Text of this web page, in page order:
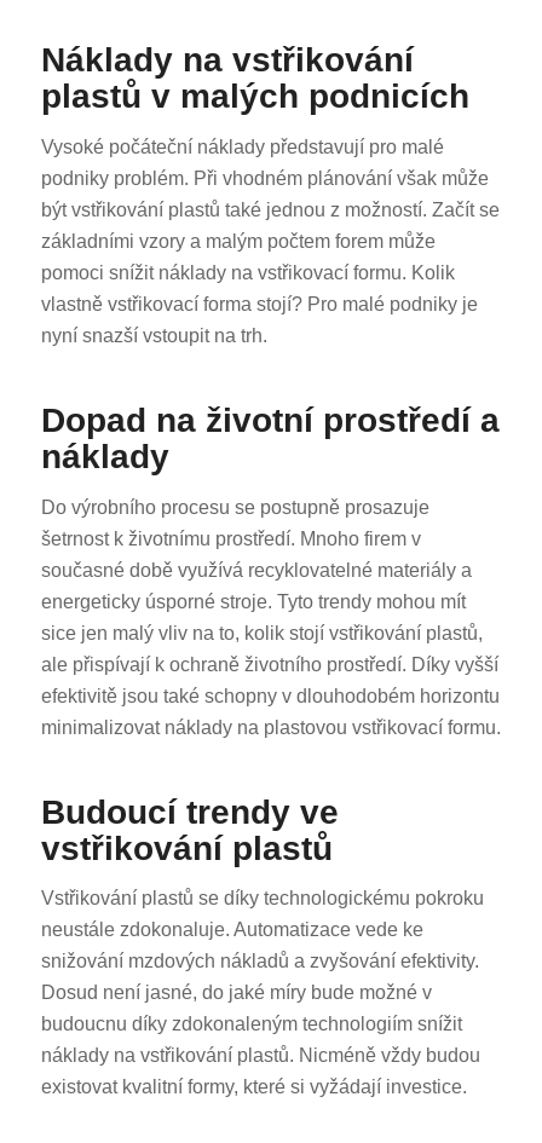
Náklady na vstřikování
plastů v malých podnicích
Vysoké počáteční náklady představují pro malé
podniky problém. Při vhodném plánování však může
být vstřikování plastů také jednou z možností. Začít se
základními vzory a malým počtem forem může
pomoci snížit náklady na vstřikovací formu. Kolik
vlastně vstřikovací forma stojí? Pro malé podniky je
nyní snazší vstoupit na trh.
Dopad na životní prostředí a
náklady
Do výrobního procesu se postupně prosazuje
šetrnost k životnímu prostředí. Mnoho firem v
současné době využívá recyklovatelné materiály a
energeticky úsporné stroje. Tyto trendy mohou mít
sice jen malý vliv na to, kolik stojí vstřikování plastů,
ale přispívají k ochraně životního prostředí. Díky vyšší
efektivitě jsou také schopny v dlouhodobém horizontu
minimalizovat náklady na plastovou vstřikovací formu.
Budoucí trendy ve
vstřikování plastů
Vstřikování plastů se díky technologickému pokroku
neustále zdokonaluje. Automatizace vede ke
snižování mzdových nákladů a zvyšování efektivity.
Dosud není jasné, do jaké míry bude možné v
budoucnu díky zdokonaleným technologiím snížit
náklady na vstřikování plastů. Nicméně vždy budou
existovat kvalitní formy, které si vyžádají investice.